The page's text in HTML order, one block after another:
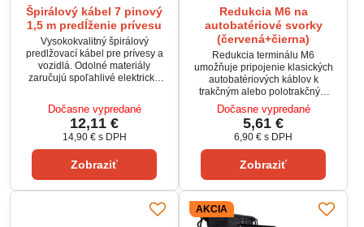
Špirálový kábel 7 pinový
1,5 m predĺženie prívesu
Vysokokvalitný špirálový
predlžovací kábel pre prívesy a
vozidlá. Odolné materiály
zaručujú spoľahlivé elektrické
Dočasne vypredané
12,11 €
14,90 € s DPH
Zobraziť
Redukcia M6 na
autobatériové svorky
(červená+čierna)
Redukcia terminálu M6
umožňuje pripojenie klasických
autobatériových káblov k
trakčným alebo polotrakčným
batériám. Jednoduché riešenie
pre prechod z M6 závitu na
štandardný automobilový typ +/–
pólov. Vyrobená z vodivej a
odolnej zliatiny pre spoľahlivý
prenos prúdu. Ideálne pre
karavany, člny, solárne systémy
aj záložné zdroje.
Dočasne vypredané
5,61 €
6,90 € s DPH
Zobraziť
AKCIA